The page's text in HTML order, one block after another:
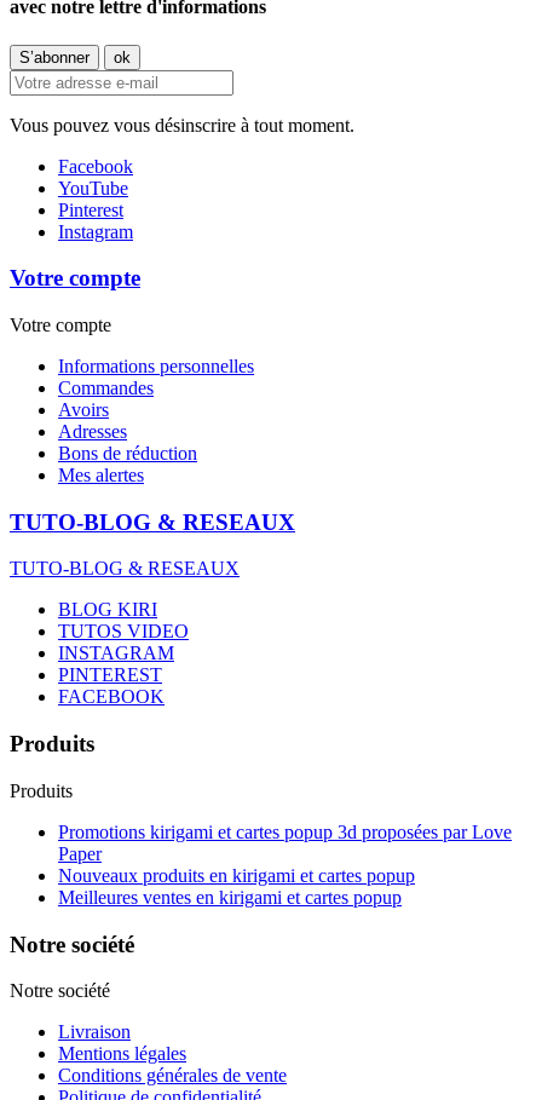
avec notre lettre d'informations
Vous pouvez vous désinscrire à tout moment.
Facebook
YouTube
Pinterest
Instagram
Votre compte
Votre compte
Informations personnelles
Commandes
Avoirs
Adresses
Bons de réduction
Mes alertes
TUTO-BLOG & RESEAUX
TUTO-BLOG & RESEAUX
BLOG KIRI
TUTOS VIDEO
INSTAGRAM
PINTEREST
FACEBOOK
Produits
Produits
Promotions kirigami et cartes popup 3d proposées par Love
Paper
Nouveaux produits en kirigami et cartes popup
Meilleures ventes en kirigami et cartes popup
Notre société
Notre société
Livraison
Mentions légales
Conditions générales de vente